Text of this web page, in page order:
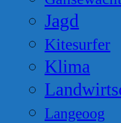
Jagd
Kitesurfer
Klima
Langeoog